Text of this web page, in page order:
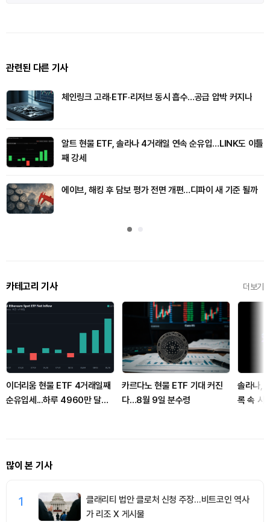
관련된 다른 기사
체인링크 고래·ETF·리저브 동시 흡수…공급 압박 커지나
알트 현물 ETF, 솔라나 4거래일 연속 순유입…LINK도 이틀
째 강세
에이브, 해킹 후 담보 평가 전면 개편…디파이 새 기준 될까
카테고리 기사 더보기
이더리움 현물 ETF 4거래일째
순유입세...하루 4960만 달러
카르다노 현물 ETF 기대 커진
다…8월 9일 분수령
솔라나,
록 속 시
많이 본 기사
1
클래리티 법안 클로처 신청 주장…비트코인 역사
가 리조 X 게시물